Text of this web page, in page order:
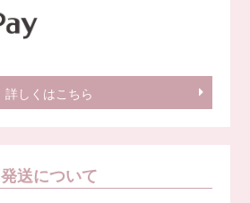
詳しくはこちら
発送について